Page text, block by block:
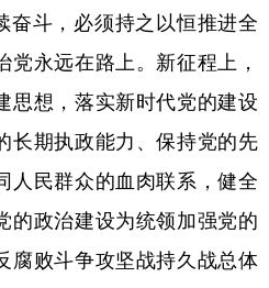
斗，必须持之以恒推进全
党永远在路上。新征程上，
思想，落实新时代党的建设
长期执政能力、保持党的先
人民群众的血肉联系，健全
的政治建设为统领加强党的
腐败斗争攻坚战持久战总体